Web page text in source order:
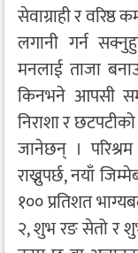
सेवाग्राही र
लगानी गर्न
मनलाई ताजा
किनभने आपसी
निराशा र
जानेछन् ।
राख्नुपर्छ, नयाँ
१०० प्रतिशत
२, शुभ रङ सेतो र